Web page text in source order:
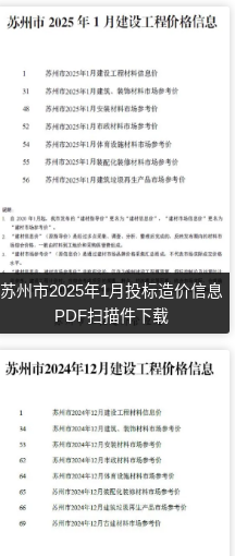
苏州市2025年1月投标造价信息
PDF扫描件下载